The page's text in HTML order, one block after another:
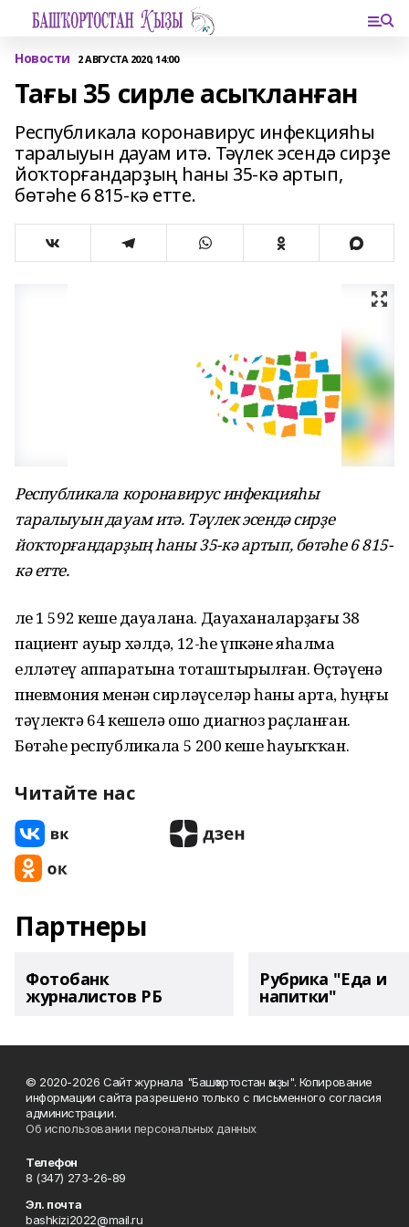
Новости 2 АВГУСТА 2020, 14:00
Тағы 35 сирле асыҡланған
Республикала коронавирус инфекцияһы
таралыуын дауам итә. Тәүлек эсендә сирҙе
йоҡторғандарҙың һаны 35-кә артып,
бөтәһе 6 815-кә етте.
Республикала коронавирус инфекцияһы
таралыуын дауам итә. Тәүлек эсендә сирҙе
йоҡторғандарҙың һаны 35-кә артып, бөтәһе 6 815-
кә етте.
Әле 1 592 кеше дауалана. Дауаханаларҙағы 38
пациент ауыр хәлдә, 12-һе үпкәне яһалма
елләтеү аппаратына тоташтырылған. Өҫтәүенә
пневмония менән сирләүселәр һаны арта, һуңғы
тәүлектә 64 кешелә ошо диагноз раҫланған.
Бөтәһе республикала 5 200 кеше һауыҡҡан.
Читайте нас
Партнеры
Фотобанк
журналистов РБ
Рубрика "Еда и
напитки"
© 2020-2026 Сайт журнала "Башҡортостан ҡыҙы". Копирование
информации сайта разрешено только с письменного согласия
администрации.
Об использовании персональных данных
Телефон
8 (347) 273-26-89
Эл. почта
bashkizi2022@mail.ru